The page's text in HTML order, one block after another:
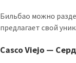
Бильбао можно
предлагает свой
Casco Viejo —